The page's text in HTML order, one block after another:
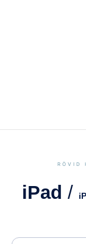
RÖVID
iPad /